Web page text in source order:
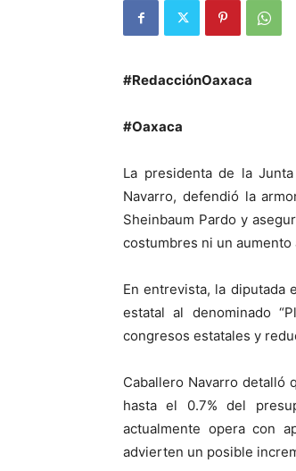
#RedacciónOaxaca
#Oaxaca
La presidenta de la
Navarro, defendió la
Sheinbaum Pardo y
costumbres ni un
En entrevista, la diputada
estatal al denominado
congresos estatales y
Caballero Navarro detalló
hasta el 0.7% del
actualmente opera con
advierten un posible